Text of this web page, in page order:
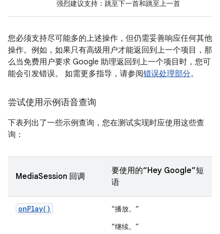
强烈建议支持 ：跳至下一首和跳至上一首
您必须支持尽可能多的上述操作，但仍需妥善响应任何其他
操作。例如，如果只有高级用户才能返回到上一个项目，那
么当免费用户要求 Google 助理返回到上一个项目时，您可
能会引发错误。 如需更多指导，请参阅错误处理部分。
尝试使用示例语音查询
下表列出了一些示例查询，您在测试实现时应使用这些查
询：
MediaSession 回调
要使用的“Hey Google”短
语
onPlay()
“播放。”
“继续。”